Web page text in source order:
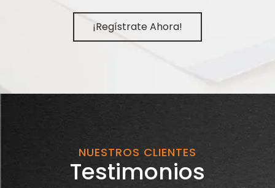
¡Regístrate Ahora!
NUESTROS CLIENTES
Testimonios